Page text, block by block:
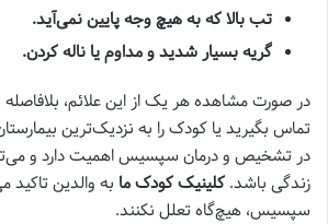
تب بالا که به هیچ وجه پایین نمی‌آید.
گریه بسیار شدید و مداوم یا ناله کردن.
در صورت مشاهده هر یک از این علائم، بلافاصله
تماس بگیرید یا کودک را به نزدیک‌ترین
در تشخیص و درمان سپسیس اهمیت دارد و
زندگی باشد. کلینیک کودک ما به والدین تاکید
سپسیس، هیچ‌گاه تعلل نکنند.